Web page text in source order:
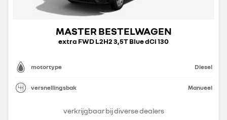
MASTER BESTELWAGEN
extra FWD L2H2 3,5T Blue dCi 130
motortype Diesel
versnellingsbak Manueel
verkrijgbaar bij diverse dealers